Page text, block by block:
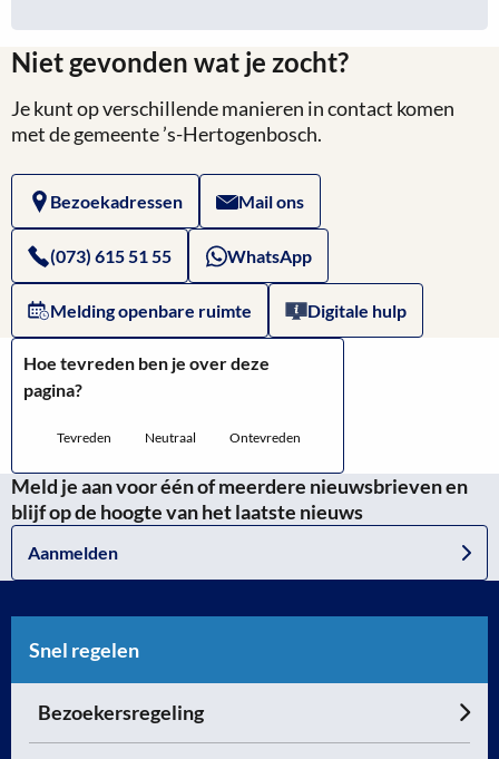
Niet gevonden wat je zocht?
Je kunt op verschillende manieren in contact komen
met de gemeente ’s-Hertogenbosch.
Bezoekadressen Mail ons
(073) 615 51 55 WhatsApp
Melding openbare ruimte Digitale hulp
Hoe tevreden ben je over deze
pagina?
Tevreden Neutraal Ontevreden
Meld je aan voor één of meerdere nieuwsbrieven en
blijf op de hoogte van het laatste nieuws
Aanmelden
Snel regelen
Bezoekersregeling